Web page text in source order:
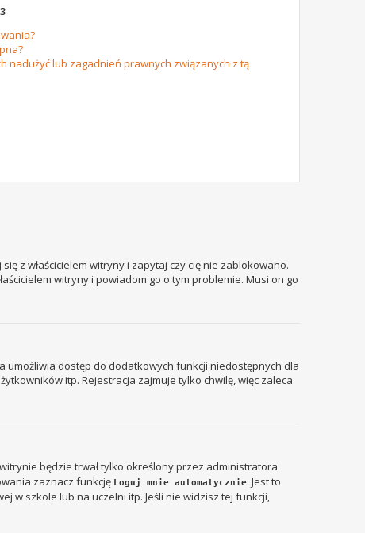
nadużyć lub zagadnień prawnych związanych z tą
z właścicielem witryny i zapytaj czy cię nie zablokowano.
witryny i powiadom go o tym problemie. Musi on go
umożliwia dostęp do dodatkowych funkcji niedostępnych dla
itp. Rejestracja zajmuje tylko chwilę, więc zaleca
będzie trwał tylko określony przez administratora
zaznacz funkcję Loguj mnie automatycznie. Jest to
w szkole lub na uczelni itp. Jeśli nie widzisz tej funkcji,